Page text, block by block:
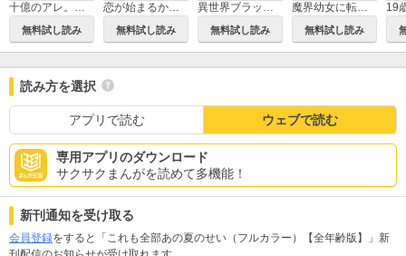
十億のアレ。～吉原いちの花魁～
無料試し読み
恋が始まるかもしれないパンクロッカーと司書【描き下ろしおまけ付き特装版】
無料試し読み
異世界ブラック ～社長（ヤツ）が勇者で俺は…～
無料試し読み
魔界幼女に転生したおじさんは平和のために魔王になりたい
無料試し読み
読み方を選択
アプリで読む ウェブで読む
専用アプリのダウンロード
サクサクまんがを読めて多機能！
新刊通知を受け取る
会員登録をすると「これも全部あの夏のせい（フルカラー）【全年齢版】」新